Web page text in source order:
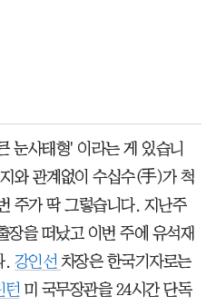
눈사태형' 이라는 게 있습니
와 관계없이 수십수(手)가 척
주가 딱 그렇습니다. 지난주
장을 떠났고 이번 주에 유석재
. 강인선 차장은 한국기자로는
턴 미 국무장관을 24시간 단독